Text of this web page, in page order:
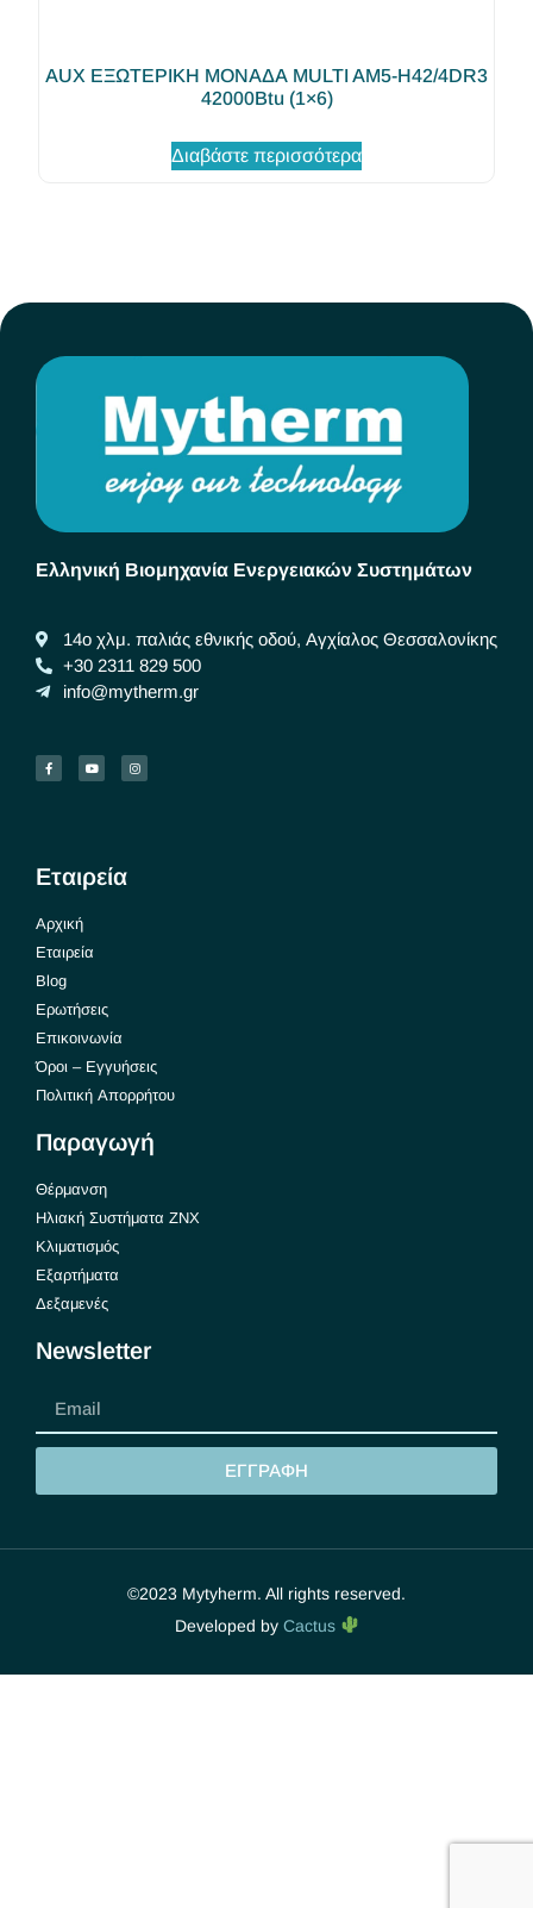
AUX ΕΞΩΤΕΡΙΚΗ ΜΟΝΑΔΑ MULTI AM5-H42/4DR3
42000Btu (1×6)
Διαβάστε περισσότερα
Ελληνική Βιομηχανία Ενεργειακών Συστημάτων
14ο χλμ. παλιάς εθνικής οδού, Αγχίαλος Θεσσαλονίκης
+30 2311 829 500
info@mytherm.gr
Εταιρεία
Αρχική
Εταιρεία
Blog
Ερωτήσεις
Επικοινωνία
Όροι – Εγγυήσεις
Πολιτική Απορρήτου
Παραγωγή
Θέρμανση
Ηλιακή Συστήματα ΖΝΧ
Κλιματισμός
Εξαρτήματα
Δεξαμενές
Newsletter
ΕΓΓΡΑΦΗ
©2023 Mytyherm. All rights reserved.
Developed by Cactus